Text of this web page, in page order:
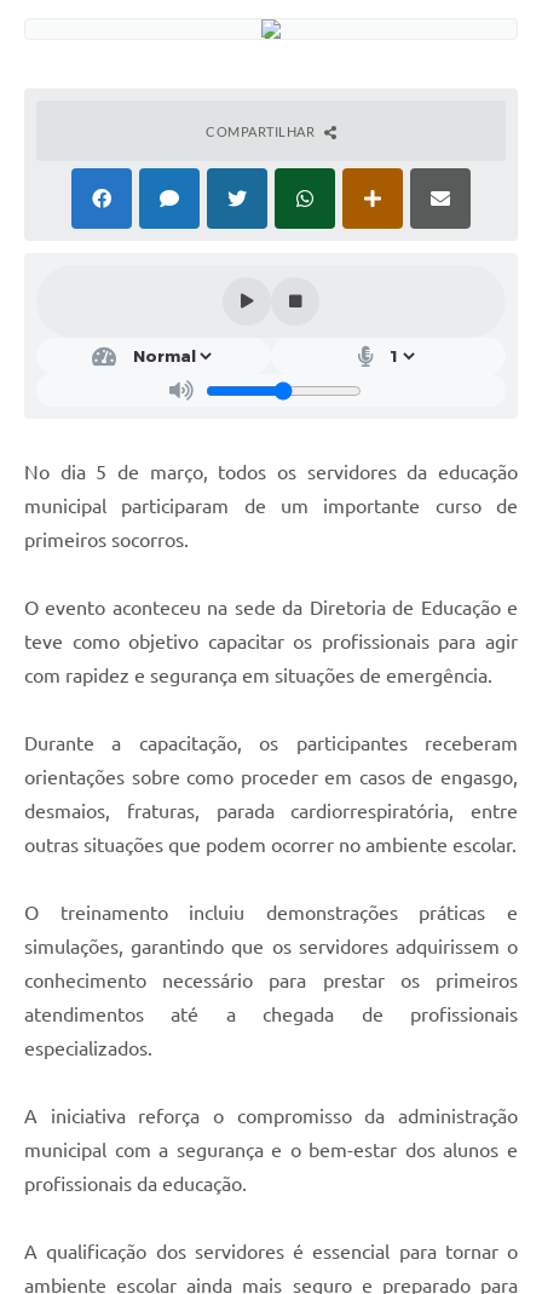
Secretarias
Links
Telefones Úteis
A Prefeitura
Jornal
Diário Oficial
COMPARTILHAR
No dia 5 de março, todos os servidores da educação
municipal participaram de um importante curso de
primeiros socorros.
O evento aconteceu na sede da Diretoria de Educação e
teve como objetivo capacitar os profissionais para agir
com rapidez e segurança em situações de emergência.
Durante a capacitação, os participantes receberam
orientações sobre como proceder em casos de engasgo,
desmaios, fraturas, parada cardiorrespiratória, entre
outras situações que podem ocorrer no ambiente escolar.
O treinamento incluiu demonstrações práticas e
simulações, garantindo que os servidores adquirissem o
conhecimento necessário para prestar os primeiros
atendimentos até a chegada de profissionais
especializados.
A iniciativa reforça o compromisso da administração
municipal com a segurança e o bem-estar dos alunos e
profissionais da educação.
A qualificação dos servidores é essencial para tornar o
ambiente escolar ainda mais seguro e preparado para